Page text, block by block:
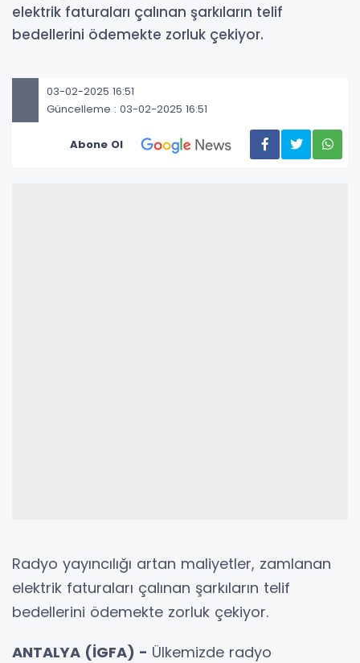
elektrik faturaları çalınan şarkıların telif
bedellerini ödemekte zorluk çekiyor.
03-02-2025 16:51
Güncelleme : 03-02-2025 16:51
Abone Ol
Radyo yayıncılığı artan maliyetler, zamlanan
elektrik faturaları çalınan şarkıların telif
bedellerini ödemekte zorluk çekiyor.
ANTALYA (İGFA) - Ülkemizde radyo